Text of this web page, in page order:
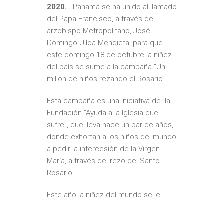
2020. Panamá se ha unido al llamado
del Papa Francisco, a través del
arzobispo Metropolitano, José
Domingo Ulloa Mendieta, para que
este domingo 18 de octubre la niñez
del país se sume a la campaña “Un
millón de niños rezando el Rosario”.
Esta campaña es una iniciativa de la
Fundación “Ayuda a la Iglesia que
sufre”, que lleva hace un par de años,
donde exhortan a los niños del mundo
a pedir la intercesión de la Virgen
María, a través del rezo del Santo
Rosario.
Este año la niñez del mundo se le